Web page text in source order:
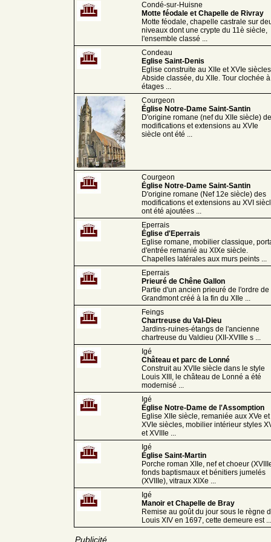
Condé-sur-Huisne
Motte féodale et Chapelle de Rivray
Motte féodale, chapelle castrale sur
niveaux dont une crypte du 11è siècle,
l'ensemble classé ...
Condeau
Eglise Saint-Denis
Eglise construite au XIIe et XVIe
Abside classée, du XIIe. Tour clochée
étages ...
Courgeon
Église Notre-Dame Saint-Santin
D'origine romane (nef du XIIe siècle)
modifications et extensions au XVIe
siècle ont été ...
Courgeon
Église Notre-Dame Saint-Santin
D'origine romane (Nef 12e siècle) des
modifications et extensions au XVI
ont été ajoutées ...
Eperrais
Église d'Eperrais
Eglise romane, mobilier classique,
d'entrée remanié au XIXe siècle.
Chapelles latérales aux murs peints ...
Eperrais
Prieuré de Chêne Gallon
Partie d'un ancien prieuré de l'ordre de
Grandmont créé à la fin du XIIe ...
Feings
Chartreuse du Val-Dieu
Jardins-ruines-étangs de l'ancienne
chartreuse du Valdieu (XII-XVIIIe s ...
Igé
Château et parc de Lonné
Construit au XVIIe siècle dans le style
Louis XIII, le château de Lonné a été
modernisé ...
Igé
Église Notre-Dame de l'Assomption
Eglise XIIe siècle, remaniée aux XVe et
XVIe siècles, mobilier intérieur styles
et XVIIIe ...
Igé
Église Saint-Martin
Porche roman XIIe, nef et choeur
fonds baptismaux et bénitiers jumelés
(XVIIIe), vitraux XIXe ...
Igé
Manoir et Chapelle de Bray
Remise au goût du jour sous le règne
Louis XIV en 1697, cette demeure est ...
Publicité